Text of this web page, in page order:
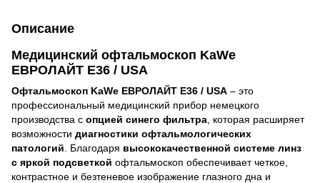
Описание
Медицинский офтальмоскоп KaWe
ЕВРОЛАЙТ E36 / USA
Офтальмоскоп KaWe ЕВРОЛАЙТ E36 / USA – это
профессиональный медицинский прибор немецкого
производства с опцией синего фильтра , которая расширяет
возможности диагностики офтальмологических
патологий . Благодаря высококачественной системе линз
с яркой подсветкой офтальмоскоп обеспечивает четкое,
контрастное и безтеневое изображение глазного дна и